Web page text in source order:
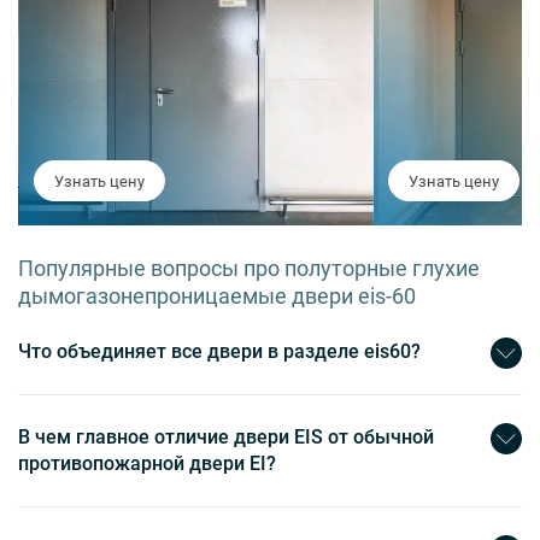
Узнать цену Узнать цену
Популярные вопросы про полуторные глухие
дымогазонепроницаемые двери eis-60
Что объединяет все двери в разделе eis60?
В чем главное отличие двери EIS от обычной
противопожарной двери EI?